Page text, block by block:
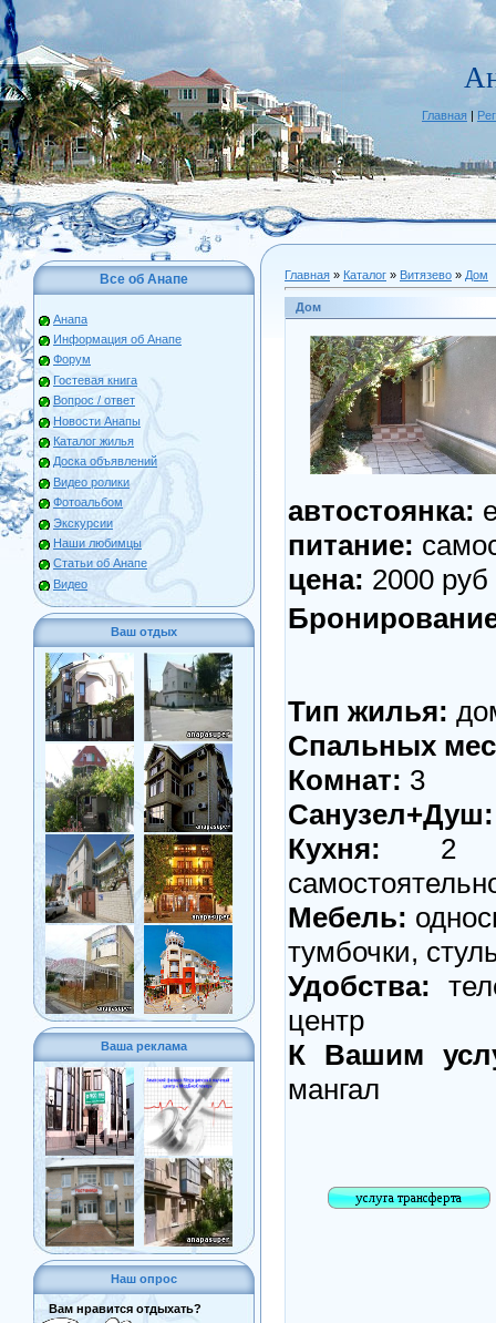
Главная |
Все об Анапе
Анапа
Информация об Анапе
Форум
Гостевая книга
Вопрос / ответ
Новости Анапы
Каталог жилья
Доска объявлений
Видео ролики
Фотоальбом
Экскурсии
Наши любимцы
Статьи об Анапе
Видео
Ваш отдых
Ваша реклама
Наш опрос
Вам нравится отдыхать?
Главная » Каталог » Витязево » Дом
Дом
автостоянка:
питание:
цена: 2000
Тип жилья:
Спальных
Комнат: 3
Санузел+Душ:
Кухня: 2
Мебель:
тумбочки,
Удобства:
центр
К Вашим
мангал